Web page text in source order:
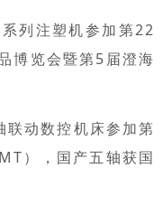
列注塑机参加第22
博览会暨第5届澄海
动数控机床参加第
），国产五轴获国